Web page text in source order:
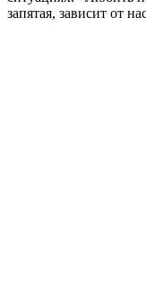
запятая, зависит от